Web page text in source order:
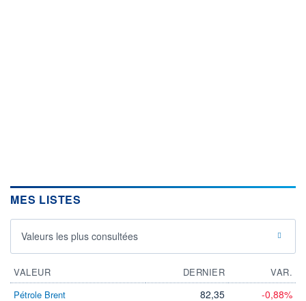
MES LISTES
Valeurs les plus consultées
VALEUR DERNIER
VAR.
Pétrole Brent
82,35 -0,88%